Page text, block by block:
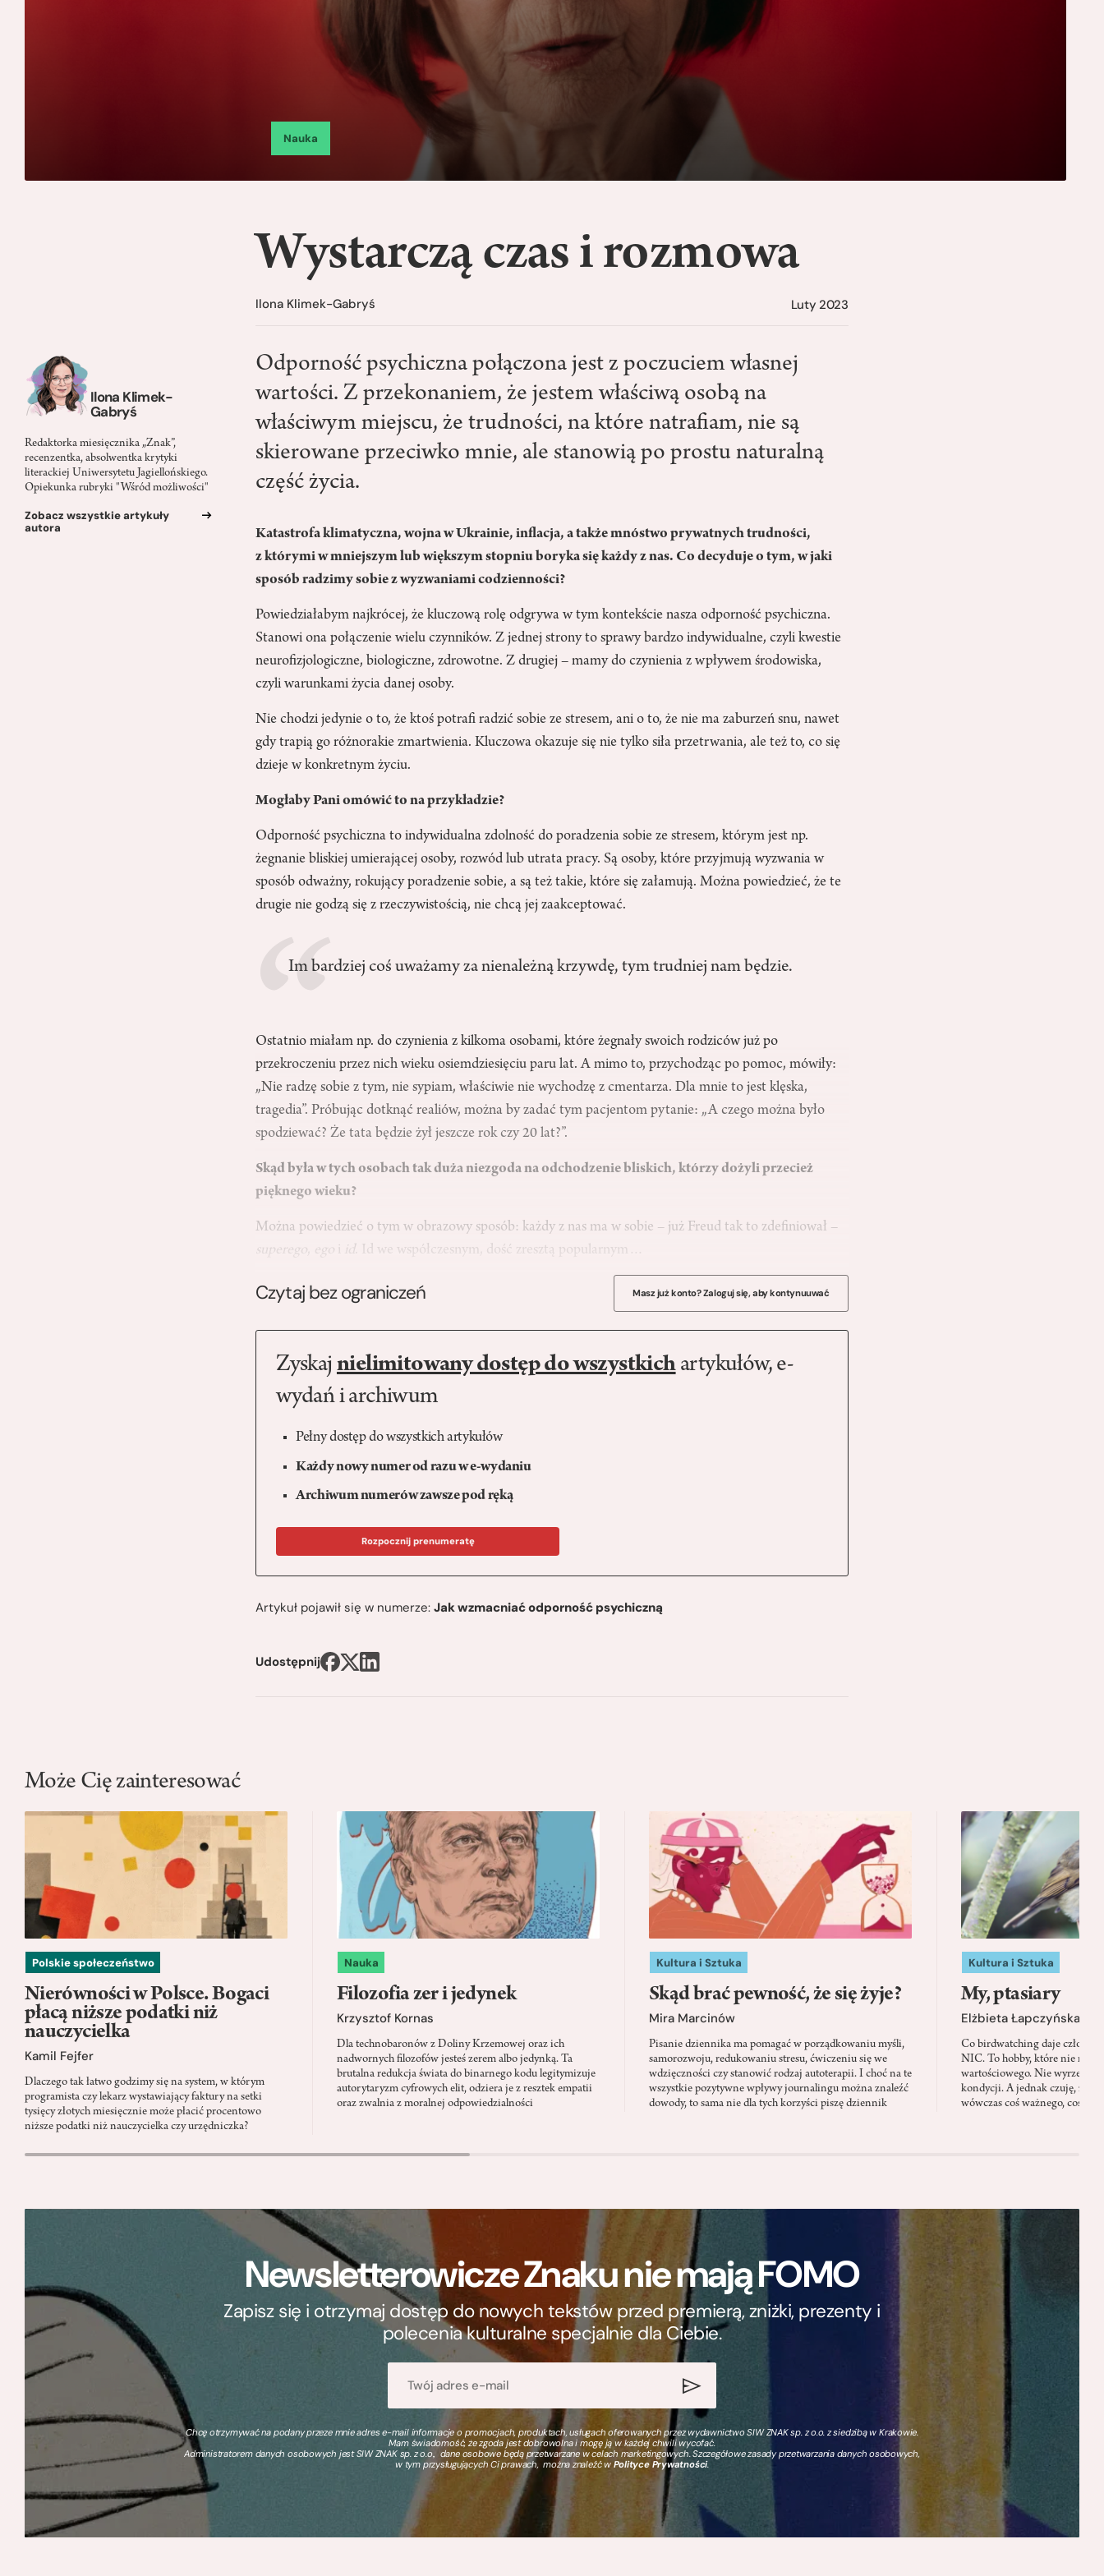
Nauka
Ilona Klimek-
Gabryś
Redaktorka miesięcznika „Znak”,
recenzentka, absolwentka krytyki
literackiej Uniwersytetu Jagiellońskiego.
Opiekunka rubryki "Wśród możliwości"
Zobacz wszystkie artykuły
autora
Wystarczą czas i rozmowa
Ilona Klimek-Gabryś Luty 2023
Odporność psychiczna połączona jest z poczuciem własnej
wartości. Z przekonaniem, że jestem właściwą osobą na
właściwym miejscu, że trudności, na które natrafiam, nie są
skierowane przeciwko mnie, ale stanowią po prostu naturalną
część życia.
Katastrofa klimatyczna, wojna w Ukrainie, inflacja, a także mnóstwo prywatnych trudności,
z którymi w mniejszym lub większym stopniu boryka się każdy z nas. Co decyduje o tym, w jaki
sposób radzimy sobie z wyzwaniami codzienności?
Powiedziałabym najkrócej, że kluczową rolę odgrywa w tym kontekście nasza odporność psychiczna.
Stanowi ona połączenie wielu czynników. Z jednej strony to sprawy bardzo indywidualne, czyli kwestie
neurofizjologiczne, biologiczne, zdrowotne. Z drugiej – mamy do czynienia z wpływem środowiska,
czyli warunkami życia danej osoby.
Nie chodzi jedynie o to, że ktoś potrafi radzić sobie ze stresem, ani o to, że nie ma zaburzeń snu, nawet
gdy trapią go różnorakie zmartwienia. Kluczowa okazuje się nie tylko siła przetrwania, ale też to, co się
dzieje w konkretnym życiu.
Mogłaby Pani omówić to na przykładzie?
Odporność psychiczna to indywidualna zdolność do poradzenia sobie ze stresem, którym jest np.
żegnanie bliskiej umierającej osoby, rozwód lub utrata pracy. Są osoby, które przyjmują wyzwania w
sposób odważny, rokujący poradzenie sobie, a są też takie, które się załamują. Można powiedzieć, że te
drugie nie godzą się z rzeczywistością, nie chcą jej zaakceptować.
Im bardziej coś uważamy za nienależną krzywdę, tym trudniej nam będzie.
Ostatnio miałam np. do czynienia z kilkoma osobami, które żegnały swoich rodziców już po
przekroczeniu przez nich wieku osiemdziesięciu paru lat. A mimo to, przychodząc po pomoc, mówiły:
„Nie radzę sobie z tym, nie sypiam, właściwie nie wychodzę z cmentarza. Dla mnie to jest klęska,
tragedia”. Próbując dotknąć realiów, można by zadać tym pacjentom pytanie: „A czego można było
spodziewać? Że tata będzie żył jeszcze rok czy 20 lat?”.
Skąd była w tych osobach tak duża niezgoda na odchodzenie bliskich, którzy dożyli przecież
pięknego wieku?
Można powiedzieć o tym w obrazowy sposób: każdy z nas ma w sobie – już Freud tak to zdefiniował –
superego
ego i id. Id we współczesnym, dość zresztą popularnym…
Czytaj bez ograniczeń Masz już konto? Zaloguj się, aby kontynuuwać
Zyskaj nielimitowany dostęp do wszystkichartykułów, e-
wydań i archiwum
Pełny dostęp do wszystkich artykułów
Każdy nowy numer od razu w e-wydaniu
Archiwum numerów zawsze pod ręką
Rozpocznij prenumeratę
Artykuł pojawił się w numerze:Jak wzmacniać odporność psychiczną
Udostępnij
Może Cię zainteresować
Polskie społeczeństwo
Nierówności w Polsce. Bogaci
płacą niższe podatki niż
nauczycielka
Kamil Fejfer
Dlaczego tak łatwo godzimy się na system, w którym
programista czy lekarz wystawiający faktury na setki
tysięcy złotych miesięcznie może płacić procentowo
niższe podatki niż nauczycielka czy urzędniczka?
Nauka
Filozofia zer i jedynek
Krzysztof Kornas
Dla technobaronów z Doliny Krzemowej oraz ich
nadwornych filozofów jesteś zerem albo jedynką. Ta
brutalna redukcja świata do binarnego kodu legitymizuje
autorytaryzm cyfrowych elit, odziera je z resztek empatii
oraz zwalnia z moralnej odpowiedzialności
Kultura i Sztuka
Skąd brać pewność, że się żyje?
Mira Marcinów
Pisanie dziennika ma pomagać w porządkowaniu myśli,
samorozwoju, redukowaniu stresu, ćwiczeniu się we
wdzięczności czy stanowić rodzaj autoterapii. I choć na te
wszystkie pozytywne wpływy journalingu można znaleźć
dowody, to sama nie dla tych korzyści piszę dziennik
Kultura i Sztuka
My, ptasiary
Elżbieta Łapczyńska
Co birdwatching daje
NIC. To hobby, które nie ma
wartościowego. Nie wyrzeźbi
kondycji. A jednak czuję, że
wówczas coś ważnego, coś,
Newsletterowicze Znaku nie mają FOMO
Zapisz się i otrzymaj dostęp do nowych tekstów przed premierą, zniżki, prezenty i
polecenia kulturalne specjalnie dla Ciebie.
Chcę otrzymywać na podany przeze mnie adres e-mail informacje o promocjach, produktach, usługach oferowanych przez wydawnictwo SIW ZNAK sp. z o.o. z siedzibą w Krakowie.
Mam świadomość, że zgoda jest dobrowolna i mogę ją w każdej chwili wycofać.
Administratorem danych osobowych jest SIW ZNAK sp. z o.o., dane osobowe będą przetwarzane w celach marketingowych. Szczegółowe zasady przetwarzania danych osobowych,
w tym przysługujących Ci prawach, można znaleźć wPolityce Prywatności.